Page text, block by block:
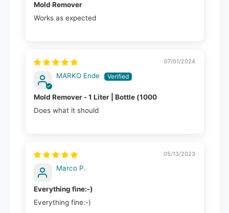
Mold Remover
Works as expected
07/01/2024
MARKO Ende
Mold Remover - 1 Liter | Bottle (1000
Does what it should
05/13/2023
Marco P.
Everything fine:-)
Everything fine:-)